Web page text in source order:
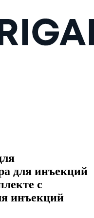
для инъекций
с
инъекций